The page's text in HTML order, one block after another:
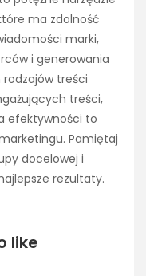
ma zdolność
marki,
i generowania
rodzajów treści
treści,
efektywności to
Pamiętaj
docelowej i
rezultaty.
like